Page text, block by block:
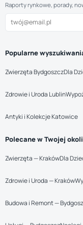
Raporty rynkowe, porady,
Popularne
Zwierzęta BydgoszczDla
Zdrowie i Uroda Lublin
Antyki i Kolekcje Katowice
Polecane w Twojej
Zwierzęta — KrakówDla
Zdrowie i Uroda — Kraków
Budowa i Remont —